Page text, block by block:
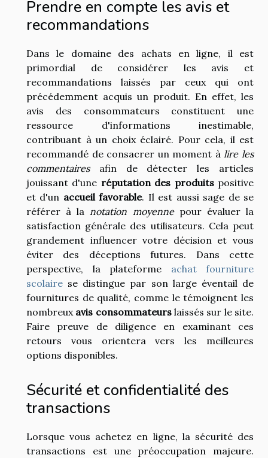
Prendre en compte les avis et
recommandations
Dans le domaine des achats en ligne, il est
primordial de considérer les avis et
recommandations laissés par ceux qui ont
précédemment acquis un produit. En effet, les
avis des consommateurs constituent une
ressource d'informations inestimable,
contribuant à un choix éclairé. Pour cela, il est
recommandé de consacrer un moment àlire les
commentairesafin de détecter les articles
jouissant d'une réputation des produitspositive
et d'un accueil favorable. Il est aussi sage de se
référer à lanotation moyennepour évaluer la
satisfaction générale des utilisateurs. Cela peut
grandement influencer votre décision et vous
éviter des déceptions futures. Dans cette
perspective, la plateforme achat fourniture
scolaire se distingue par son large éventail de
fournitures de qualité, comme le témoignent les
nombreux avis consommateurslaissés sur le site.
Faire preuve de diligence en examinant ces
retours vous orientera vers les meilleures
options disponibles.
Sécurité et confidentialité des
transactions
Lorsque vous achetez en ligne, la sécurité des
transactions est une préoccupation majeure.